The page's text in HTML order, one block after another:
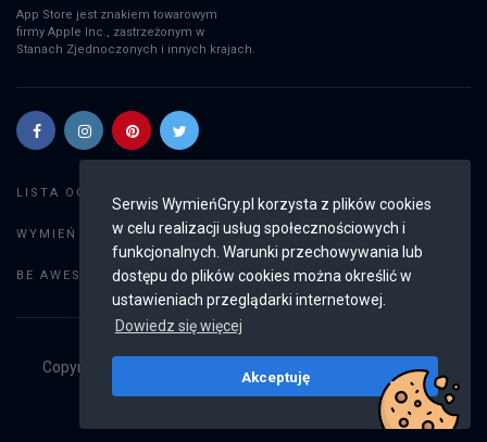
Serwis WymieńGry.pl korzysta z plików cookies
w celu realizacji usług społecznościowych i
funkcjonalnych. Warunki przechowywania lub
dostępu do plików cookies można określić w
ustawieniach przeglądarki internetowej.
Dowiedz się więcej
Akceptuję
App Store jest znakiem towarowym
firmy Apple Inc., zastrzeżonym w
Stanach Zjednoczonych i innych krajach.
LISTA OGŁOSZEŃ:
WYMIEŃ GRY: Dodaj ogłoszenie
BE AWESOME: Weryfikacja konta
Copyright © 2019 - 2026
Wszystkie prawa
v2.8.4